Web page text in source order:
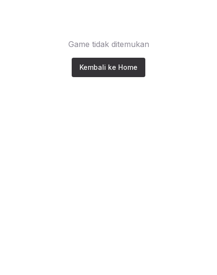
Game tidak ditemukan
Kembali ke Home